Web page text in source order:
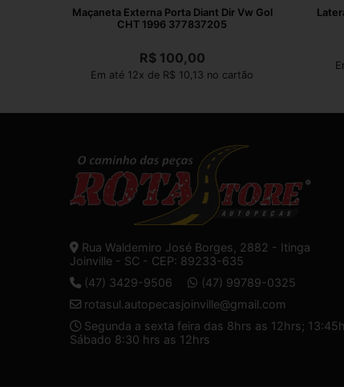
Maçaneta Externa Porta Diant Dir Vw Gol
CHT 1996 377837205
R$100,00
Em até 12x de R$ 10,13 no cartão
Rua Waldemiro José Borges, 2882 - Itinga
Joinville - SC - CEP: 89233-635
(47) 3429-9506
(47) 99789-0325
rotasul.autopecasjoinville@gmail.com
Segunda a sexta feira das 8hrs as 12hrs;
Sábado 8:30 hrs as 12hrs